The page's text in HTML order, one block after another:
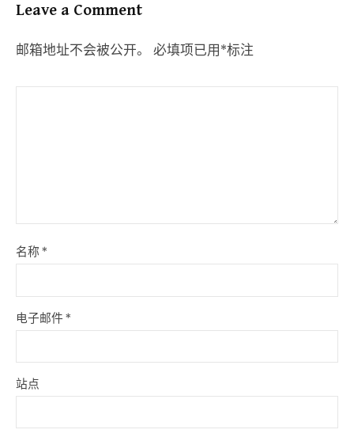
Leave a Comment
邮箱地址不会被公开。 必填项已用 *标注
名称 *
电子邮件 *
站点